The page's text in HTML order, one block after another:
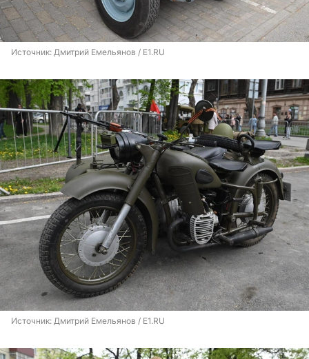
Источник: Дмитрий Емельянов / E1.RU
Источник: Дмитрий Емельянов / E1.RU